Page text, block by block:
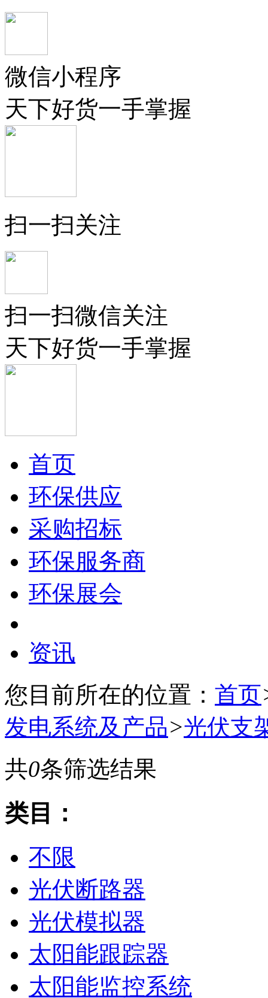
微信小程序
天下好货一手掌握
扫一扫关注
扫一扫微信关注
天下好货一手掌握
首页
环保供应
采购招标
环保服务商
环保展会
资讯
您目前所在的位置： 首页
发电系统及产品>光伏支
共0条筛选结果
类目：
不限
光伏断路器
光伏模拟器
太阳能跟踪器
太阳能监控系统